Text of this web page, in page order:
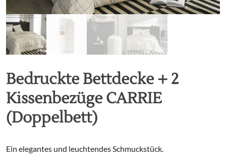
Bedruckte Bettdecke + 2
Kissenbezüge CARRIE
(Doppelbett)
Ein elegantes und leuchtendes Schmuckstück.